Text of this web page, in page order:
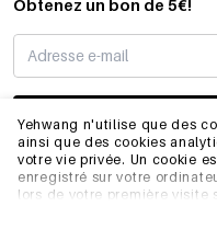
Yehwang n'utilise que des
ainsi que des cookies
votre vie privée. Un cookie
enregistré sur votre
lors de votre première visite
Obtenez un bon de 5€!
INFORMATIONS